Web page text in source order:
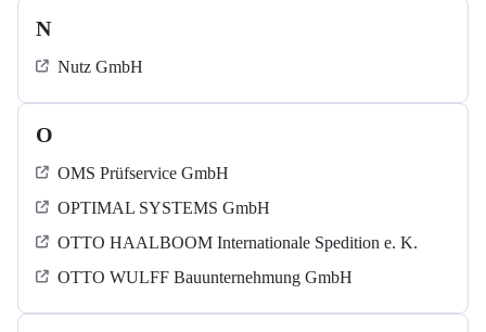
N
Nutz GmbH
O
OMS Prüfservice GmbH
OPTIMAL SYSTEMS GmbH
OTTO HAALBOOM Internationale Spedition e. K.
OTTO WULFF Bauunternehmung GmbH